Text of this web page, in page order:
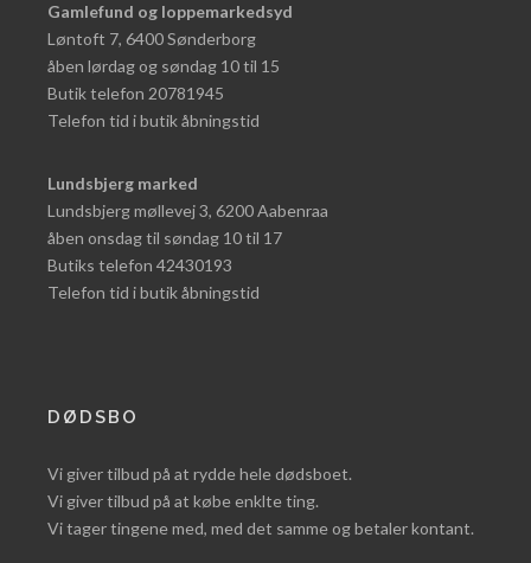
Gamlefund og loppemarkedsyd
Løntoft 7, 6400 Sønderborg
åben lørdag og søndag 10 til 15
Butik telefon 20781945
Telefon tid i butik åbningstid
Lundsbjerg marked
Lundsbjerg møllevej 3, 6200 Aabenraa
åben onsdag til søndag 10 til 17
Butiks telefon 42430193
Telefon tid i butik åbningstid
DØDSBO
Vi giver tilbud på at rydde hele dødsboet.
Vi giver tilbud på at købe enklte ting.
Vi tager tingene med, med det samme og betaler kontant.